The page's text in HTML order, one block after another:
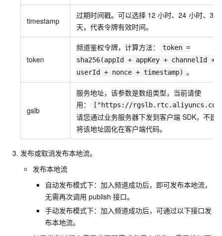
timestamp
过期时间戳。可以选择 12 小时、24 小时、3
天，代表令牌有效时间。
token
频道鉴权令牌，计算方法：
token =
sha256(appId + appKey + channelId +
userId + nonce + timestamp) 。
gslb
服务地址，该参数是数组类型，当前请使
用：
["https://
请您通过业务服务器下发到客户端 SDK，不建
将该地址固化在客户端代码。
发布或取消发布本地流。
发布本地流
自动发布模式下：加入频道成功后，即可发布本地流，
无需再次调用 publish 接口。
手动发布模式下：加入频道成功后，可通过以下接口发
布本地流。